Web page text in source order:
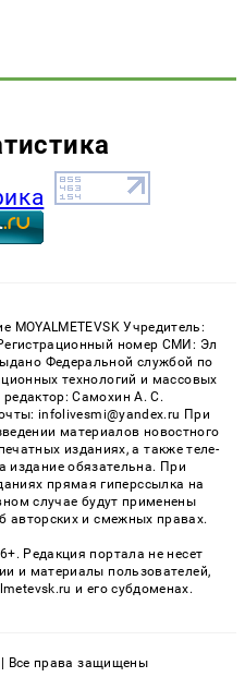
MOYALMETEVSK Учредитель:
номер СМИ: Эл
Федеральной службой по
технологий и массовых
Самохин А. С.
infolivesmi@yandex.ru При
материалов новостного
изданиях, а также теле-
издание обязательна. При
прямая гиперссылка на
случае будут применены
авторских и смежных правах.
Редакция портала не несет
и материалы пользователей,
и его субдоменах.
Все права защищены